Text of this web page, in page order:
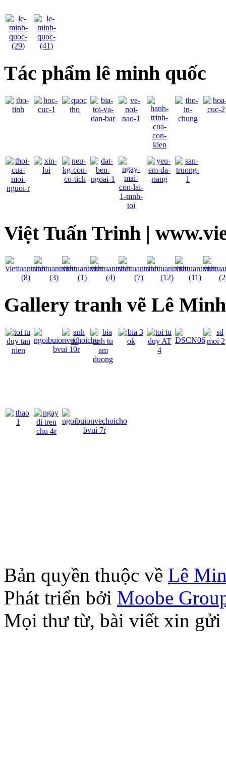
Tác phẩm lê minh quốc
Việt Tuấn Trinh |
Gallery tranh vẽ Lê
Bản quyền thuộc về Lê
Phát triển bởi Moobe
Mọi thư từ, bài viết xin gửi